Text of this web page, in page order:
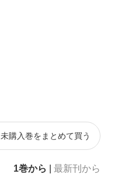
未購入巻をまとめて買う
1巻から 最新刊から